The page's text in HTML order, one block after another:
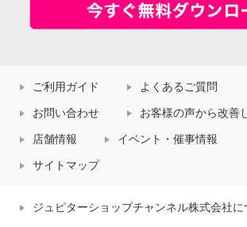
ご利用ガイド よくあるご質問
お問い合わせ お客様の声から改善
店舗情報 イベント・催事情報
サイトマップ
ジュピターショップチャンネル株式会社に